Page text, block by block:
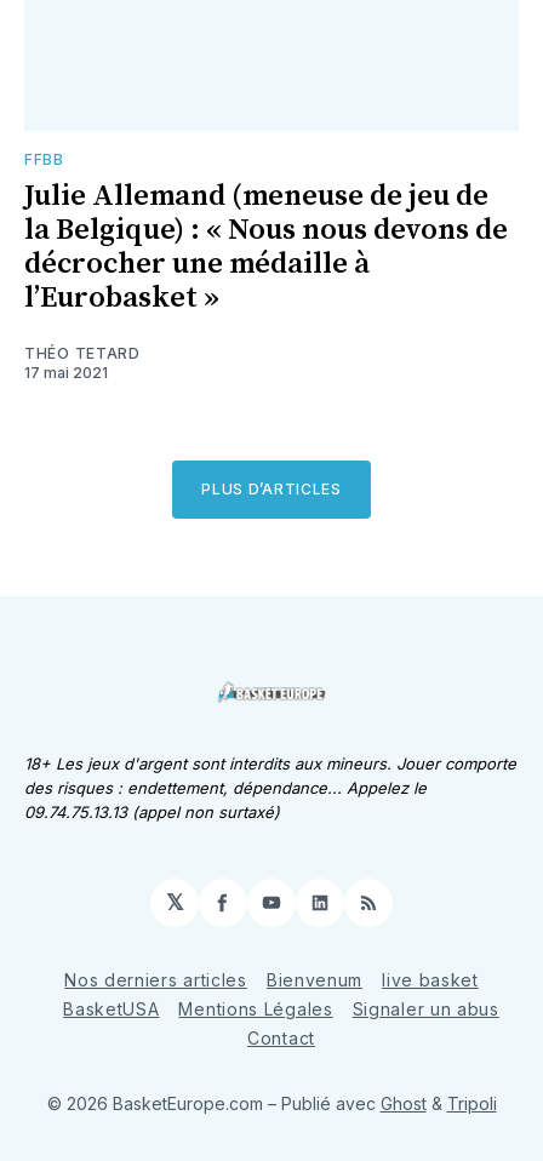
FFBB
Julie Allemand (meneuse de jeu de
la Belgique) : « Nous nous devons de
décrocher une médaille à
l’Eurobasket »
THÉO TETARD
17 mai 2021
PLUS D’ARTICLES
18+ Les jeux d'argent sont interdits aux mineurs. Jouer comporte
des risques : endettement, dépendance... Appelez le
09.74.75.13.13 (appel non surtaxé)
𝕏 Facebook
YouTube
LinkedIn
RSS
Nos derniers articles Bienvenum
live basket
BasketUSA
Mentions Légales
Signaler un abus
Contact
© 2026 BasketEurope.com – Publié avec Ghost& Tripoli